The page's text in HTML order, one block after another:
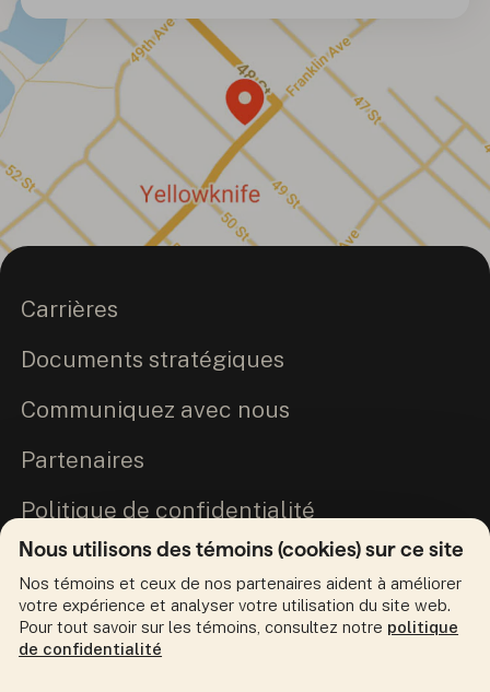
Nous utilisons des témoins (cookies) sur ce site
Nos témoins et ceux de nos partenaires aident à améliorer
votre expérience et analyser votre utilisation du site web.
Pour tout savoir sur les témoins, consultez notre politique
de confidentialité
Carrières
Documents stratégiques
Communiquez avec nous
Partenaires
Politique de confidentialité
Engagement envers la vérité et la
réconciliation